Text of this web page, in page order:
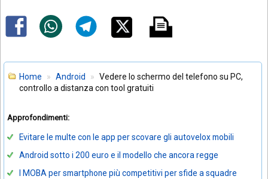
Home Android
Vedere lo schermo del telefono su PC,
controllo a distanza con tool gratuiti
Approfondimenti:
Evitare le multe con le app per scovare gli autovelox mobili
Android sotto i 200 euro e il modello che ancora regge
I MOBA per smartphone più competitivi per sfide a squadre